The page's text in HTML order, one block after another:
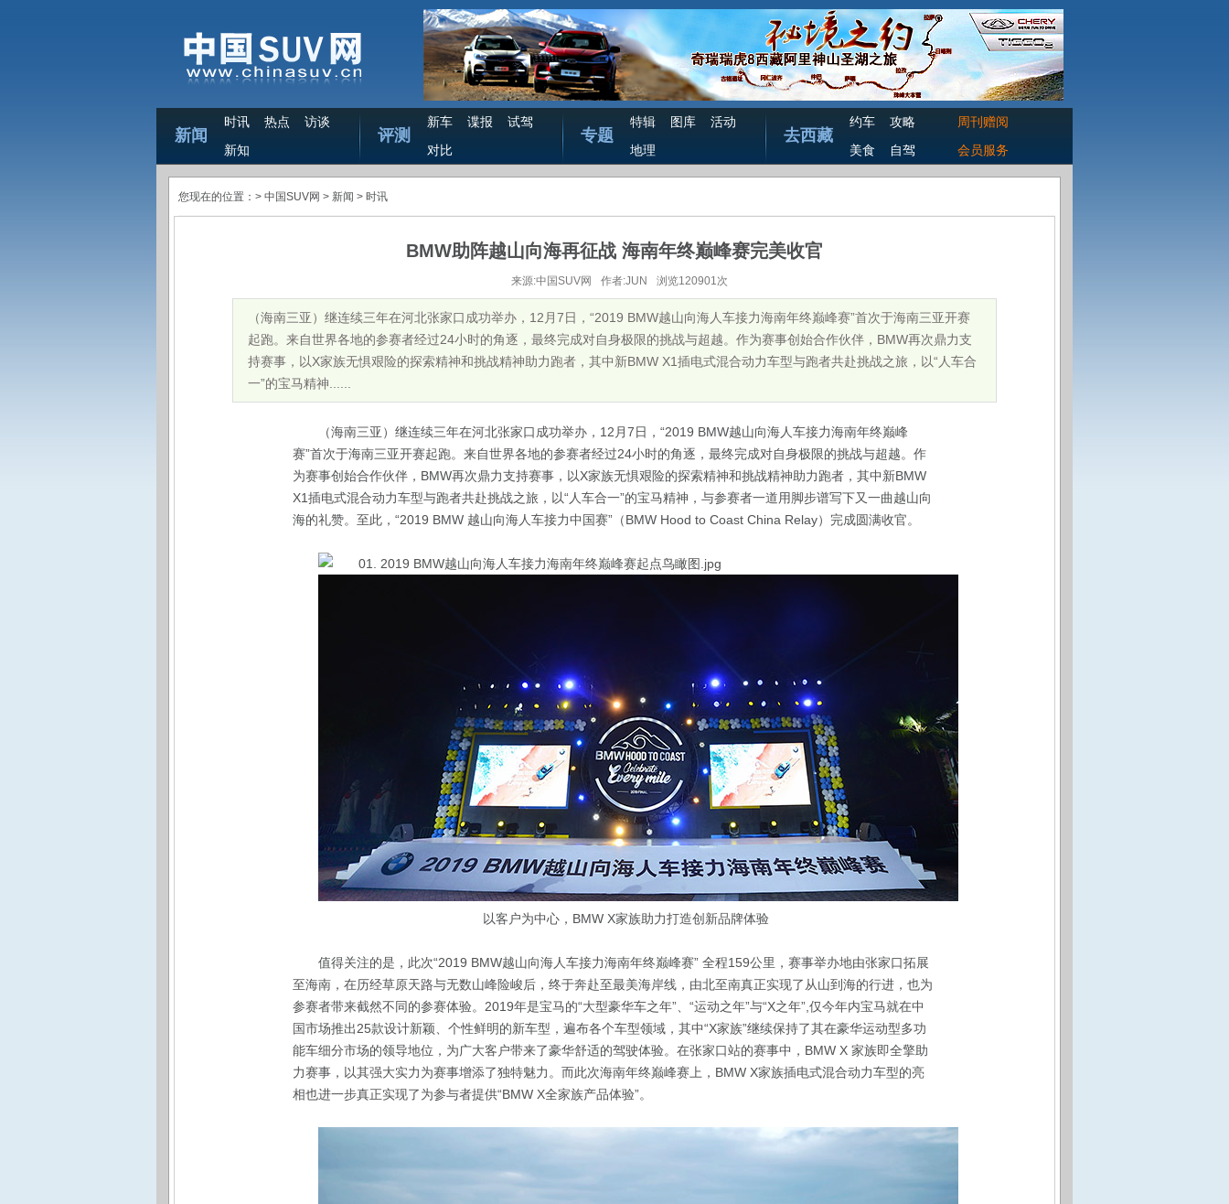
新闻
时讯 热点
访谈
新知
评测
新车 谍报
试驾
对比
专题
特辑 图库
活动
地理
去西藏
约车
攻略
美食
自驾
周刊赠阅
会员服务
您现在的位置：> 中国SUV网 > 新闻 > 时讯
BMW助阵越山向海再征战 海南年终巅峰赛完美收官
来源:中国SUV网 作者:JUN 浏览120901次
（海南三亚）继连续三年在河北张家口成功举办，12月7日，“2019 BMW越山向海人车接力海南年终巅峰赛”首次于海南三亚开赛
起跑。来自世界各地的参赛者经过24小时的角逐，最终完成对自身极限的挑战与超越。作为赛事创始合作伙伴，BMW再次鼎力支
持赛事，以X家族无惧艰险的探索精神和挑战精神助力跑者，其中新BMW X1插电式混合动力车型与跑者共赴挑战之旅，以“人车合
一”的宝马精神......
（海南三亚）继连续三年在河北张家口成功举办，12月7日，“2019 BMW越山向海人车接力海南年终巅峰
赛”首次于海南三亚开赛起跑。来自世界各地的参赛者经过24小时的角逐，最终完成对自身极限的挑战与超越。作
为赛事创始合作伙伴，BMW再次鼎力支持赛事，以X家族无惧艰险的探索精神和挑战精神助力跑者，其中新BMW
X1插电式混合动力车型与跑者共赴挑战之旅，以“人车合一”的宝马精神，与参赛者一道用脚步谱写下又一曲越山向
海的礼赞。至此，“2019 BMW 越山向海人车接力中国赛”（BMW Hood to Coast China Relay）完成圆满收官。
以客户为中心，BMW X家族助力打造创新品牌体验
值得关注的是，此次“2019 BMW越山向海人车接力海南年终巅峰赛” 全程159公里，赛事举办地由张家口拓展
至海南，在历经草原天路与无数山峰险峻后，终于奔赴至最美海岸线，由北至南真正实现了从山到海的行进，也为
参赛者带来截然不同的参赛体验。2019年是宝马的“大型豪华车之年”、“运动之年”与“X之年”,仅今年内宝马就在中
国市场推出25款设计新颖、个性鲜明的新车型，遍布各个车型领域，其中“X家族”继续保持了其在豪华运动型多功
能车细分市场的领导地位，为广大客户带来了豪华舒适的驾驶体验。在张家口站的赛事中，BMW X 家族即全擎助
力赛事，以其强大实力为赛事增添了独特魅力。而此次海南年终巅峰赛上，BMW X家族插电式混合动力车型的亮
相也进一步真正实现了为参与者提供“BMW X全家族产品体验”。